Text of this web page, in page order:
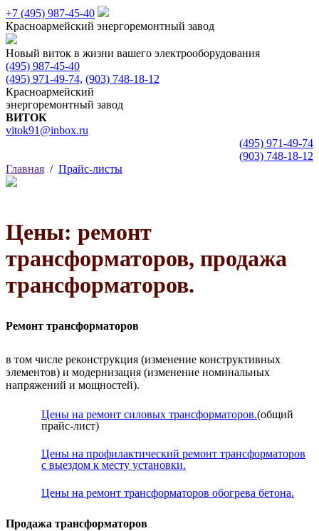
+7 (495) 987-45-40
Красноармейский энергоремонтный завод
Новый виток в жизни вашего электрооборудования
(495) 987-45-40
(495) 971-49-74, (903) 748-18-12
Красноармейский
энергоремонтный завод
ВИТОК
vitok91@inbox.ru
(495) 971-49-74
(903) 748-18-12
Главная / Прайс-листы
Цены: ремонт
трансформаторов, продажа
трансформаторов.
Ремонт трансформаторов
в том числе реконструкция (изменение конструктивных
элементов) и модернизация (изменение номинальных
напряжений и мощностей).
Цены на ремонт силовых трансформаторов.(общий
прайс-лист)
Цены на профилактический ремонт трансформаторов
с выездом к месту установки.
Цены на ремонт трансформаторов обогрева бетона.
Продажа трансформаторов